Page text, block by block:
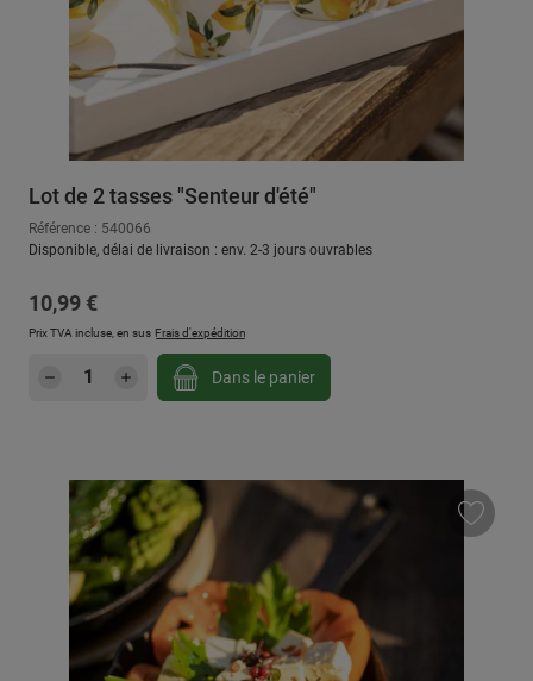
Lot de 2 tasses "Senteur d'été"
Référence : 540066
Disponible, délai de livraison : env. 2-3 jours ouvrables
Prix régulier :
10,99 €
Prix TVA incluse, en sus Frais d'expédition
Quantité de produit : Entrez la quantité
Dans le panier